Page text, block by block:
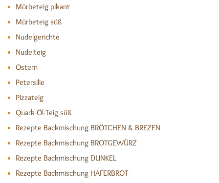
Mürbeteig pikant
Mürbeteig süß
Nudelgerichte
Nudelteig
Ostern
Petersilie
Pizzateig
Quark-Öl-Teig süß
Rezepte Backmischung BRÖTCHEN & BREZEN
Rezepte Backmischung BROTGEWÜRZ
Rezepte Backmischung DUNKEL
Rezepte Backmischung HAFERBROT